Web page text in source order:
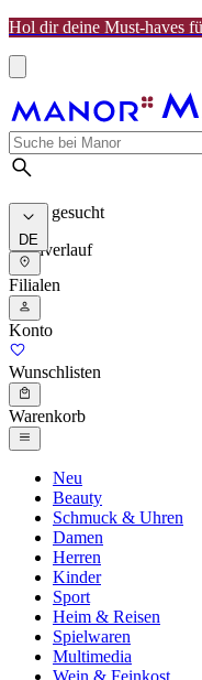
Hol dir deine Must-haves
Meist gesucht
Suchverlauf
DE
Filialen
Konto
Wunschlisten
Warenkorb
Neu
Beauty
Schmuck & Uhren
Damen
Herren
Kinder
Sport
Heim & Reisen
Spielwaren
Multimedia